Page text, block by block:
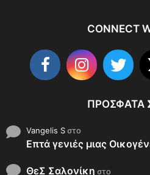
CONNECT
ΠΡΌΣΦΑΤΑ
Vangelis Sστο
Επτά γενιές μιας
ΘεΣ Σαλονίκη στο